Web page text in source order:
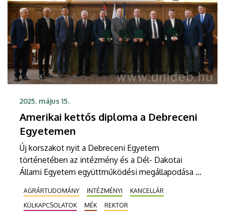
2025. május 15.
Amerikai kettős diploma a Debreceni
Egyetemen
Új korszakot nyit a Debreceni Egyetem
történetében az intézmény és a Dél- Dakotai
Állami Egyetem együttműködési megállapodása –
jelentette ki Szilvássy Zoltán, a Debreceni Egyetem
rektora a partneri szerződés aláírásakor. A kettős
diploma létrehozásáról szóló megállapodás
AGRÁRTUDOMÁNY INTÉZMÉNYI
KANCELLÁR
KÜLKAPCSOLATOK
MÉK REKTOR